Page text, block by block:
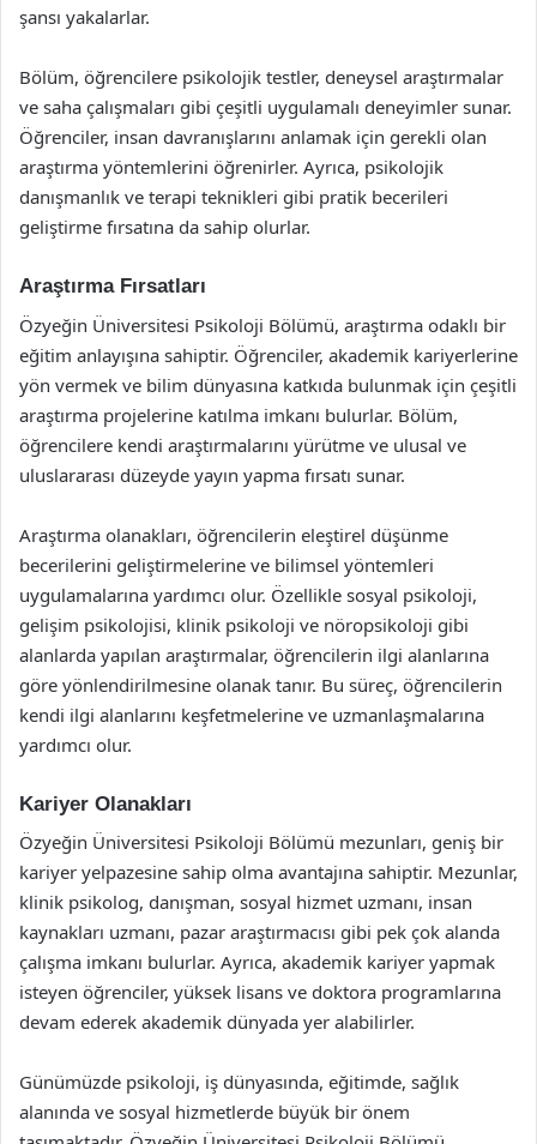
şansı yakalarlar.
Bölüm, öğrencilere psikolojik testler, deneysel araştırmalar
ve saha çalışmaları gibi çeşitli uygulamalı deneyimler sunar.
Öğrenciler, insan davranışlarını anlamak için gerekli olan
araştırma yöntemlerini öğrenirler. Ayrıca, psikolojik
danışmanlık ve terapi teknikleri gibi pratik becerileri
geliştirme fırsatına da sahip olurlar.
Araştırma Fırsatları
Özyeğin Üniversitesi Psikoloji Bölümü, araştırma odaklı bir
eğitim anlayışına sahiptir. Öğrenciler, akademik kariyerlerine
yön vermek ve bilim dünyasına katkıda bulunmak için çeşitli
araştırma projelerine katılma imkanı bulurlar. Bölüm,
öğrencilere kendi araştırmalarını yürütme ve ulusal ve
uluslararası düzeyde yayın yapma fırsatı sunar.
Araştırma olanakları, öğrencilerin eleştirel düşünme
becerilerini geliştirmelerine ve bilimsel yöntemleri
uygulamalarına yardımcı olur. Özellikle sosyal psikoloji,
gelişim psikolojisi, klinik psikoloji ve nöropsikoloji gibi
alanlarda yapılan araştırmalar, öğrencilerin ilgi alanlarına
göre yönlendirilmesine olanak tanır. Bu süreç, öğrencilerin
kendi ilgi alanlarını keşfetmelerine ve uzmanlaşmalarına
yardımcı olur.
Kariyer Olanakları
Özyeğin Üniversitesi Psikoloji Bölümü mezunları, geniş bir
kariyer yelpazesine sahip olma avantajına sahiptir. Mezunlar,
klinik psikolog, danışman, sosyal hizmet uzmanı, insan
kaynakları uzmanı, pazar araştırmacısı gibi pek çok alanda
çalışma imkanı bulurlar. Ayrıca, akademik kariyer yapmak
isteyen öğrenciler, yüksek lisans ve doktora programlarına
devam ederek akademik dünyada yer alabilirler.
Günümüzde psikoloji, iş dünyasında, eğitimde, sağlık
alanında ve sosyal hizmetlerde büyük bir önem